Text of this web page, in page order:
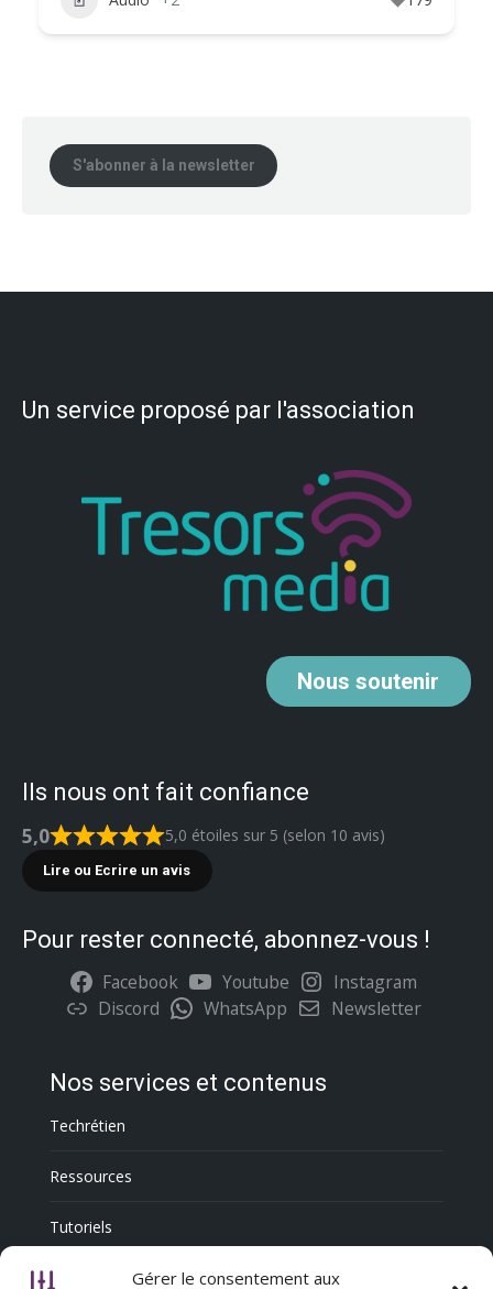
Gérer le consentement aux
S'abonner à la newsletter
Un service proposé par l'association
Noussoutenir
Ils nous ont fait confiance
5,0 5,0 étoiles sur 5 (selon 10 avis)
Lire ou Ecrire un avis
Pour rester connecté, abonnez-vous !
Facebook Youtube
Instagram
Discord
WhatsApp Newsletter
Nos services et contenus
Techrétien
Ressources
Tutoriels
Annuaire Professionnel